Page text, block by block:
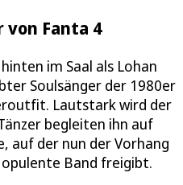
Fanta 4
im Saal als Lohan
Soulsänger der 1980er
Lautstark wird der
begleiten ihn auf
auf der nun der Vorhang
Band freigibt.